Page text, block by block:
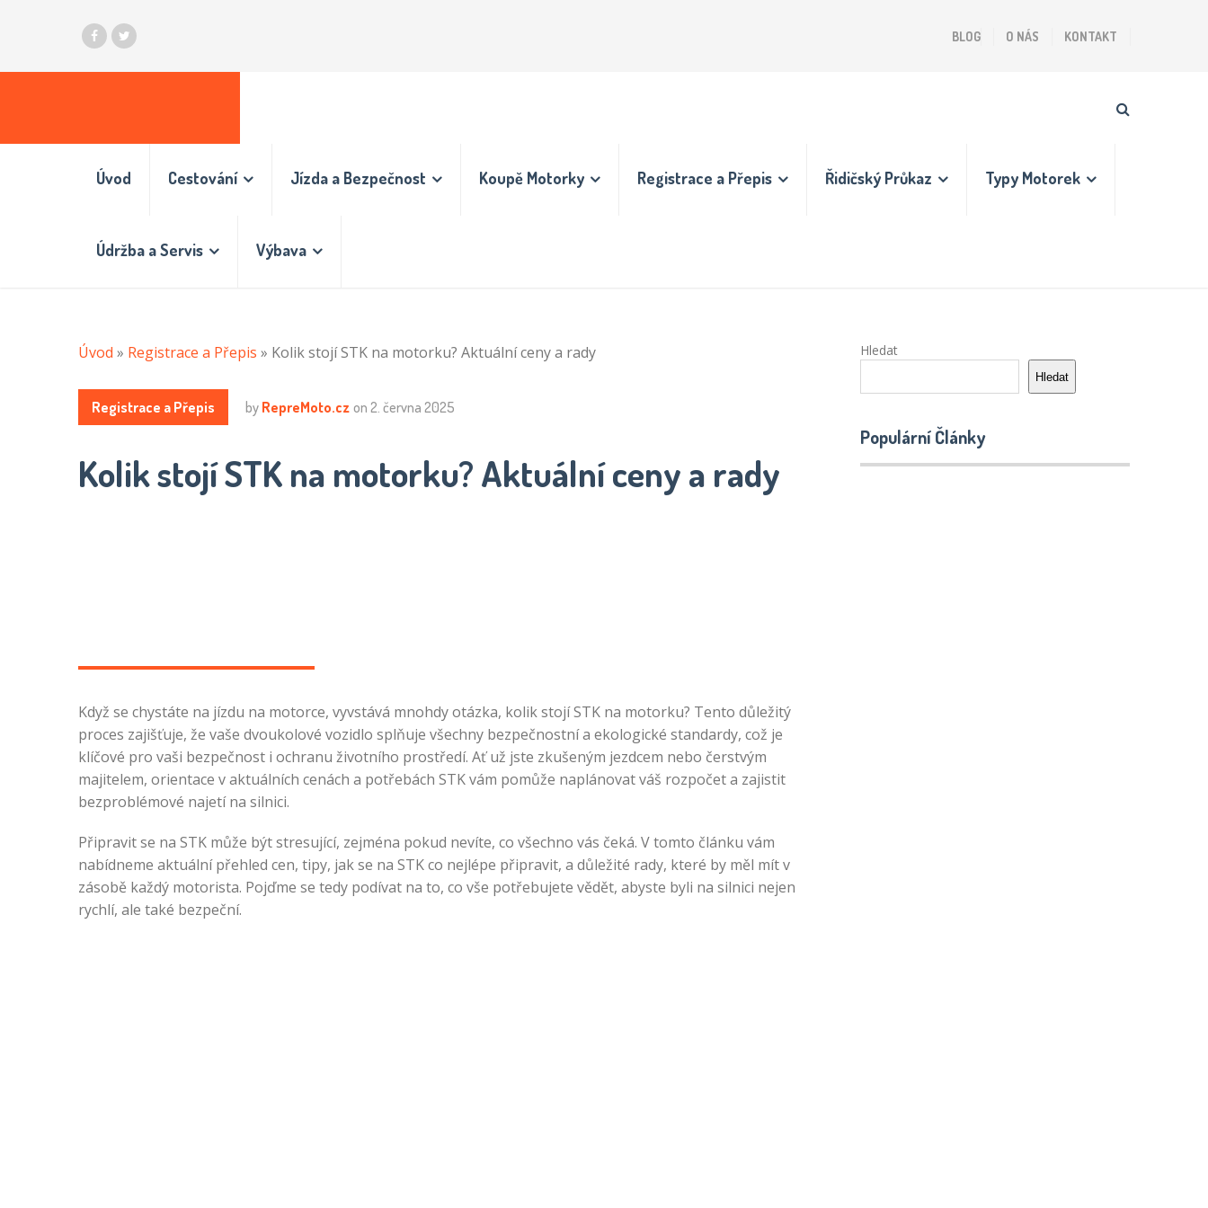
BLOG O NÁS KONTAKT
Úvod Cestování Jízda a Bezpečnost Koupě Motorky Registrace a Přepis Řidičský Průkaz Typy Motorek
Údržba a Servis Výbava
Úvod » Registrace a Přepis » Kolik stojí STK na motorku? Aktuální ceny a rady
Registrace a Přepis by RepreMoto.cz on 2. června 2025
Kolik stojí STK na motorku? Aktuální ceny a rady
Když se chystáte na jízdu na motorce, vyvstává mnohdy otázka, kolik stojí STK na motorku? Tento důležitý
proces zajišťuje, že vaše dvoukolové vozidlo splňuje všechny bezpečnostní a ekologické standardy, což je
klíčové pro vaši bezpečnost i ochranu životního prostředí. Ať už jste zkušeným jezdcem nebo čerstvým
majitelem, orientace v aktuálních cenách a potřebách STK vám pomůže naplánovat váš rozpočet a zajistit
bezproblémové najetí na silnici.
Připravit se na STK může být stresující, zejména pokud nevíte, co všechno vás čeká. V tomto článku vám
nabídneme aktuální přehled cen, tipy, jak se na STK co nejlépe připravit, a důležité rady, které by měl mít v
zásobě každý motorista. Pojďme se tedy podívat na to, co vše potřebujete vědět, abyste byli na silnici nejen
rychlí, ale také bezpeční.
Hledat
Hledat
Populární Články